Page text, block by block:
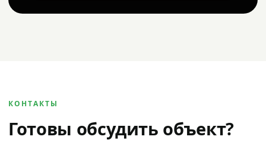
КОНТАКТЫ
Готовы обсудить объект?